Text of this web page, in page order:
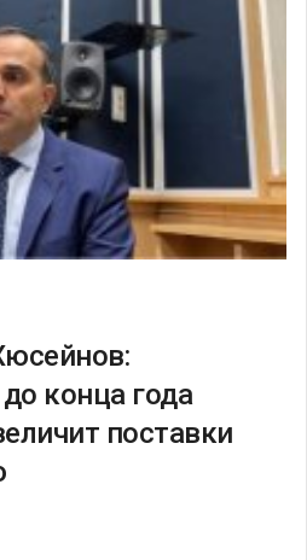
конца года
поставки